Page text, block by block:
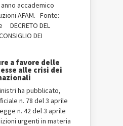
accademico
AFAM. Fonte:
DECRETO DEL
DEI
a favore delle
alle crisi dei
ha pubblicato,
n. 78 del 3 aprile
n. 42 del 3 aprile
urgenti in materia